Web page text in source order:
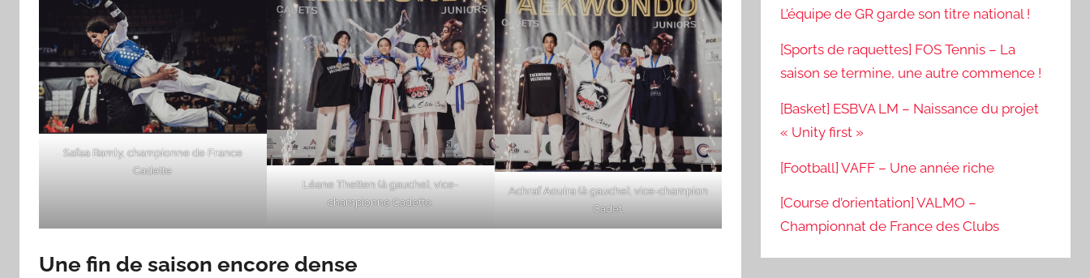
Safaa Ramly, championne de France
Cadette
Léane Thetten (à gauche), vice-
championne Cadette.
Achraf Aouira (à gauche), vice-champion
Cadet.
Une fin de saison encore dense
L’équipe de GR garde son titre national !
[Sports de raquettes] FOS Tennis – La
saison se termine, une autre commence !
[Basket] ESBVA LM – Naissance du projet
« Unity first »
[Football] VAFF – Une année riche
[Course d’orientation] VALMO –
Championnat de France des Clubs